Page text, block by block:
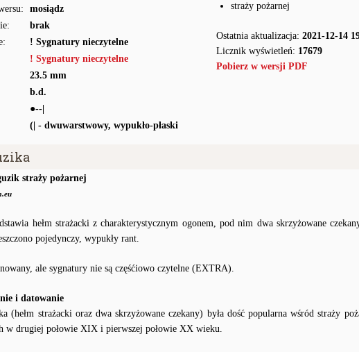
mosiądz
brak
! Sygnatury nieczytelne
! Sygnatury nieczytelne
23.5 mm
b.d.
●--|
(| - dwuwarstwowy, wypukło-płaski
straży pożarnej
Ostatnia aktualizacja: 2021-12-14
Licznik wyświetleń: 17679
Pobierz w wersji PDF
straży pożarnej
hełm strażacki z charakterystycznym ogonem, pod nim dwa skrzyżowane
pojedynczy, wypukły rant.
ale sygnatury nie są częśćiowo czytelne (EXTRA).
i datowanie
(hełm strażacki oraz dwa skrzyżowane czekany) była dość popularna wśród straży
w drugiej połowie XIX i pierwszej połowie XX wieku.